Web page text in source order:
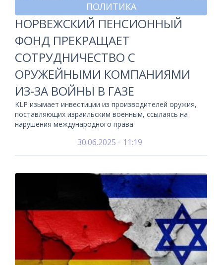
ПОЛИТИКА
НОРВЕЖСКИЙ ПЕНСИОННЫЙ
ФОНД ПРЕКРАЩАЕТ
СОТРУДНИЧЕСТВО С
ОРУЖЕЙНЫМИ КОМПАНИЯМИ
ИЗ-ЗА ВОЙНЫ В ГАЗЕ
KLP изымает инвестиции из производителей оружия,
поставляющих израильским военным, ссылаясь на
нарушения международного права
30.06.2025 - 11:19